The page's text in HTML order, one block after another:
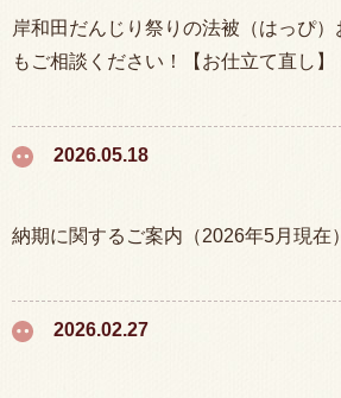
岸和田だんじり祭りの法被（はっぴ
もご相談ください！【お仕立て直し】
2026.05.18
納期に関するご案内（2026年5月現在）
2026.02.27